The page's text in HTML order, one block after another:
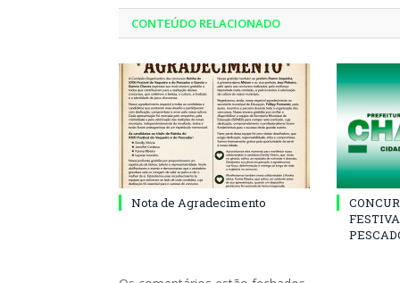
CONTEÚDO RELACIONADO
Nota de Agradecimento